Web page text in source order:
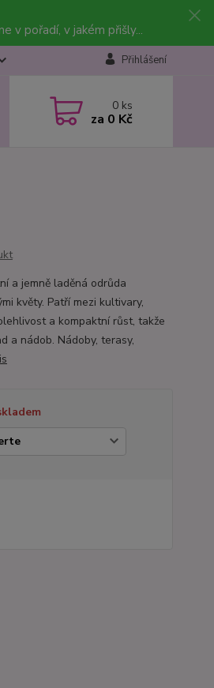
v pořadí, v jakém přišly...
Přihlášení
0 ks
za 0 Kč
a jemně laděná odrůda
květy. Patří mezi kultivary,
a kompaktní růst, takže
a nádob. Nádoby, terasy,